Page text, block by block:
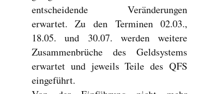
entscheidende Veränderungen
erwartet. Zu den Terminen 02.03.,
18.05. und 30.07. werden weitere
Zusammenbrüche des Geldsystems
erwartet und jeweils Teile des QFS
eingeführt.